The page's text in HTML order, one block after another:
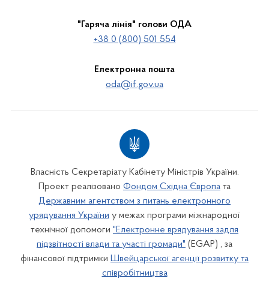
"Гаряча лінія" голови ОДА
+38 0 (800) 501 554
Електронна пошта
oda@if.gov.ua
Власність Секретаріату Кабінету Міністрів України.
Проект реалізовано Фондом Східна Європа та
Державним агентством з питань електронного
урядування України у межах програми міжнародної
технічної допомоги "Електронне врядування задля
підзвітності влади та участі громади" (EGAP) , за
фінансової підтримки Швейцарської агенції розвитку та
співробітництва